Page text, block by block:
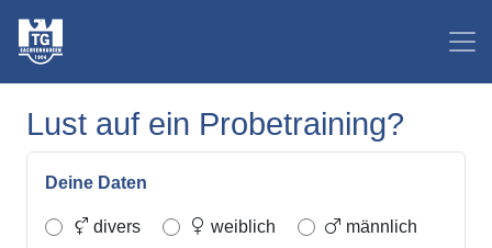
Lust auf ein Probetraining?
Deine Daten
divers weiblich männlich